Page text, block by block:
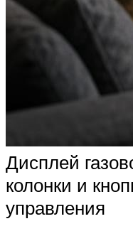
Дисплей
колонки и
управления